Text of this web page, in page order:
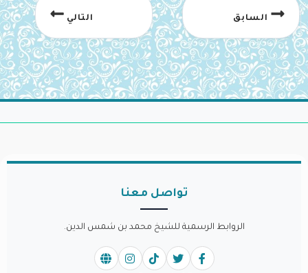
السابق التالي
تواصل معنا
الروابط الرسمية للشيخ محمد بن شمس الدين.